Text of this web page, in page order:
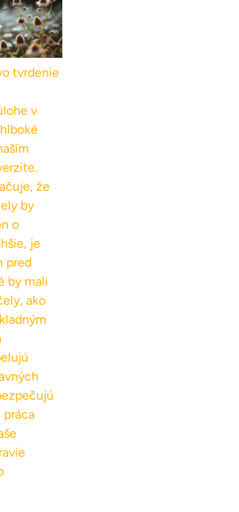
tvrdenie
v
že
by
o
je
pred
by mali
ako
práca